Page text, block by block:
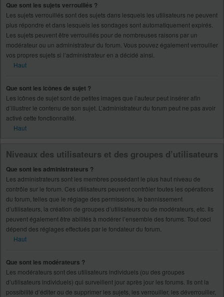
Que sont les sujets verrouillés ?
Les sujets verrouillés sont des sujets dans lesquels les utilisateurs ne peuvent
plus répondre et dans lesquels les sondages sont automatiquement expirés.
Les sujets peuvent être verrouillés pour de nombreuses raisons par un
modérateur ou un administrateur du forum. Vous pouvez également verrouiller
vos propres sujets si l’administrateur en a décidé ainsi.
Haut
Que sont les icônes de sujet ?
Les icônes de sujet sont de petites images que l’auteur peut insérer afin
d’illustrer le contenu de son sujet. L’administrateur du forum peut ne pas avoir
activé cette fonctionnalité.
Haut
Niveaux des utilisateurs et des groupes d’utilisateurs
Que sont les administrateurs ?
Les administrateurs sont les membres possédant le plus haut niveau de
contrôle sur le forum. Ces utilisateurs peuvent contrôler toutes les opérations
du forum, telles que le réglage des permissions, le bannissement
d’utilisateurs, la création de groupes d’utilisateurs ou de modérateurs, etc. Ils
peuvent également être abilités à modérer l’ensemble des forums. Tout ceci
dépend des réglages effectués par le fondateur du forum.
Haut
Que sont les modérateurs ?
Les modérateurs sont des utilisateurs individuels (ou des groupes
d’utilisateurs individuels) qui surveillent jour après jour les forums. Ils ont la
possibilité d’éditer ou de supprimer les sujets, les verrouiller, les déverrouiller,